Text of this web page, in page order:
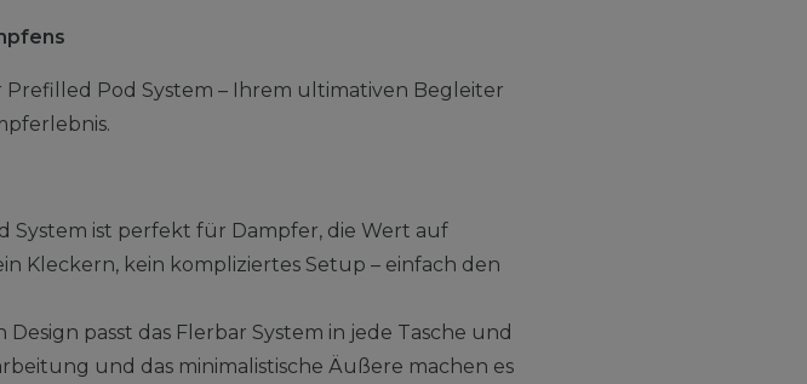
Pod System – Ihrem ultimativen Begleiter
System ist perfekt für Dampfer, die Wert auf
Kleckern, kein kompliziertes Setup – einfach den
passt das Flerbar System in jede Tasche und
und das minimalistische Äußere machen es